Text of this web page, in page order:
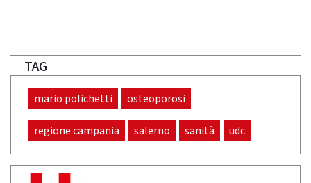
TAG
mario polichetti osteoporosi
regione campania salerno sanità udc